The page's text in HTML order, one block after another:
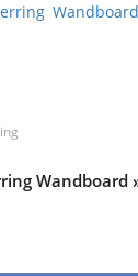
Wandboard